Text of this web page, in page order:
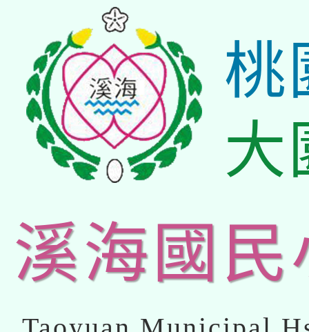
桃
大
溪海國民